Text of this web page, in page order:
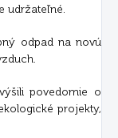
udržateľné.
odpad na novú
povedomie o
projekty,